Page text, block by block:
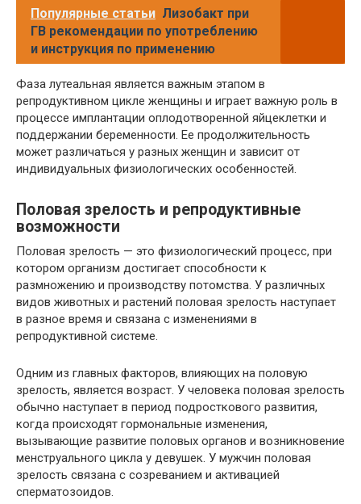
Популярные статьи Лизобакт при
ГВ рекомендации по употреблению
и инструкция по применению
Фаза лутеальная является важным этапом в
репродуктивном цикле женщины и играет важную роль в
процессе имплантации оплодотворенной яйцеклетки и
поддержании беременности. Ее продолжительность
может различаться у разных женщин и зависит от
индивидуальных физиологических особенностей.
Половая зрелость и репродуктивные
возможности
Половая зрелость — это физиологический процесс, при
котором организм достигает способности к
размножению и производству потомства. У различных
видов животных и растений половая зрелость наступает
в разное время и связана с изменениями в
репродуктивной системе.
Одним из главных факторов, влияющих на половую
зрелость, является возраст. У человека половая зрелость
обычно наступает в период подросткового развития,
когда происходят гормональные изменения,
вызывающие развитие половых органов и возникновение
менструального цикла у девушек. У мужчин половая
зрелость связана с созреванием и активацией
сперматозоидов.